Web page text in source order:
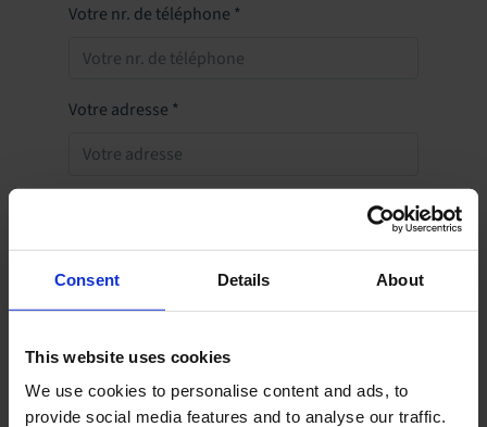
Consent Details About
This website uses cookies
We use cookies to personalise content and ads, to
provide social media features and to analyse our traffic.
Votre nr. de téléphone *
Votre adresse *
Votre ville*
Votre département*